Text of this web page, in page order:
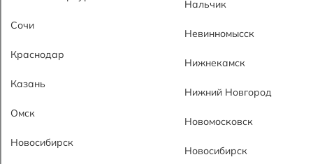
Сочи
Краснодар
Казань
Омск
Новосибирск
Нальчик
Невинномысск
Нижнекамск
Нижний Новгород
Новомосковск
Новосибирск